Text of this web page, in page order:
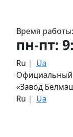
Время работы:
пн-пт:
Ru | Ua
Официальный
«Завод
Ru | Ua